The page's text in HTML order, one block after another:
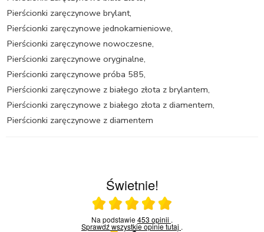
Pierścionki zaręczynowe brylant,
Pierścionki zaręczynowe jednokamieniowe,
Pierścionki zaręczynowe nowoczesne,
Pierścionki zaręczynowe oryginalne,
Pierścionki zaręczynowe próba 585,
Pierścionki zaręczynowe z białego złota z brylantem,
Pierścionki zaręczynowe z białego złota z diamentem,
Pierścionki zaręczynowe z diamentem
Świetnie!
Ocena średnia 5 na 5
Na podstawie453 opinii .
Sprawdź wszystkie opinietutaj .